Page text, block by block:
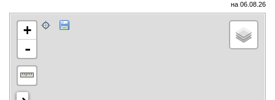
на 06.08.26
+
-